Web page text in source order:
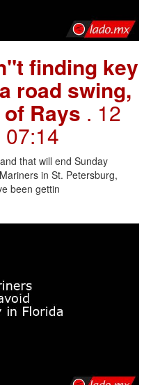
finding key
road swing,
Rays . 12
that will end Sunday
in St. Petersburg,
been gettin